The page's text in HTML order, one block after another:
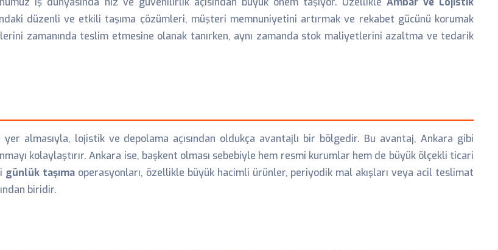
düzenli ve etkili taşıma çözümleri, müşteri memnuniyetini artırmak ve rekabet gücünü korumak
zamanında teslim etmesine olanak tanırken, aynı zamanda stok maliyetlerini azaltma ve tedarik
almasıyla, lojistik ve depolama açısından oldukça avantajlı bir bölgedir. Bu avantaj, Ankara gibi
kolaylaştırır. Ankara ise, başkent olması sebebiyle hem resmi kurumlar hem de büyük ölçekli ticari
günlük taşıma operasyonları, özellikle büyük hacimli ürünler, periyodik mal akışları veya acil teslimat
biridir.